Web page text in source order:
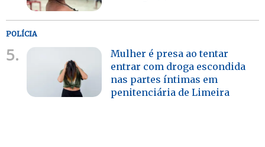
POLÍCIA
5.
Mulher é presa ao tentar
entrar com droga escondida
nas partes íntimas em
penitenciária de Limeira